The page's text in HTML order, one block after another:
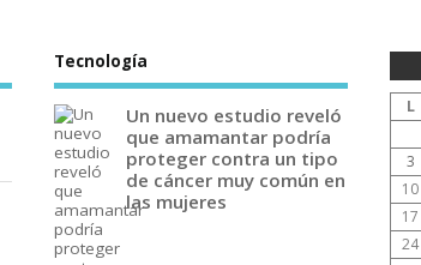
Tecnología
Un nuevo estudio reveló
que amamantar podría
proteger contra un tipo
de cáncer muy común en
las mujeres
L
3
10
17
24